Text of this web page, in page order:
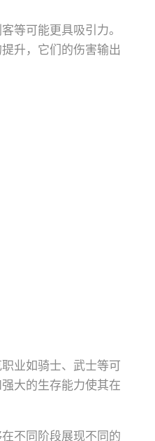
等可能更具吸引力。
升，它们的伤害输出
业如骑士、武士等可
大的生存能力使其在
不同阶段展现不同的